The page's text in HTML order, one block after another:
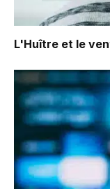
L'Huître et le